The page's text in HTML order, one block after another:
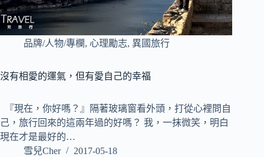
品牌/人物/專欄, 心理勵志, 異國旅行
沒有相愛的運氣，但有愛自己的幸福
『現在，你好嗎？』隔著玻璃窗看外頭，打從心裡問自
己，旅行回來的這兩年過的好嗎？ 我，一抹微笑，明白
現在才是最好的…
雪兒Cher
2017-05-18